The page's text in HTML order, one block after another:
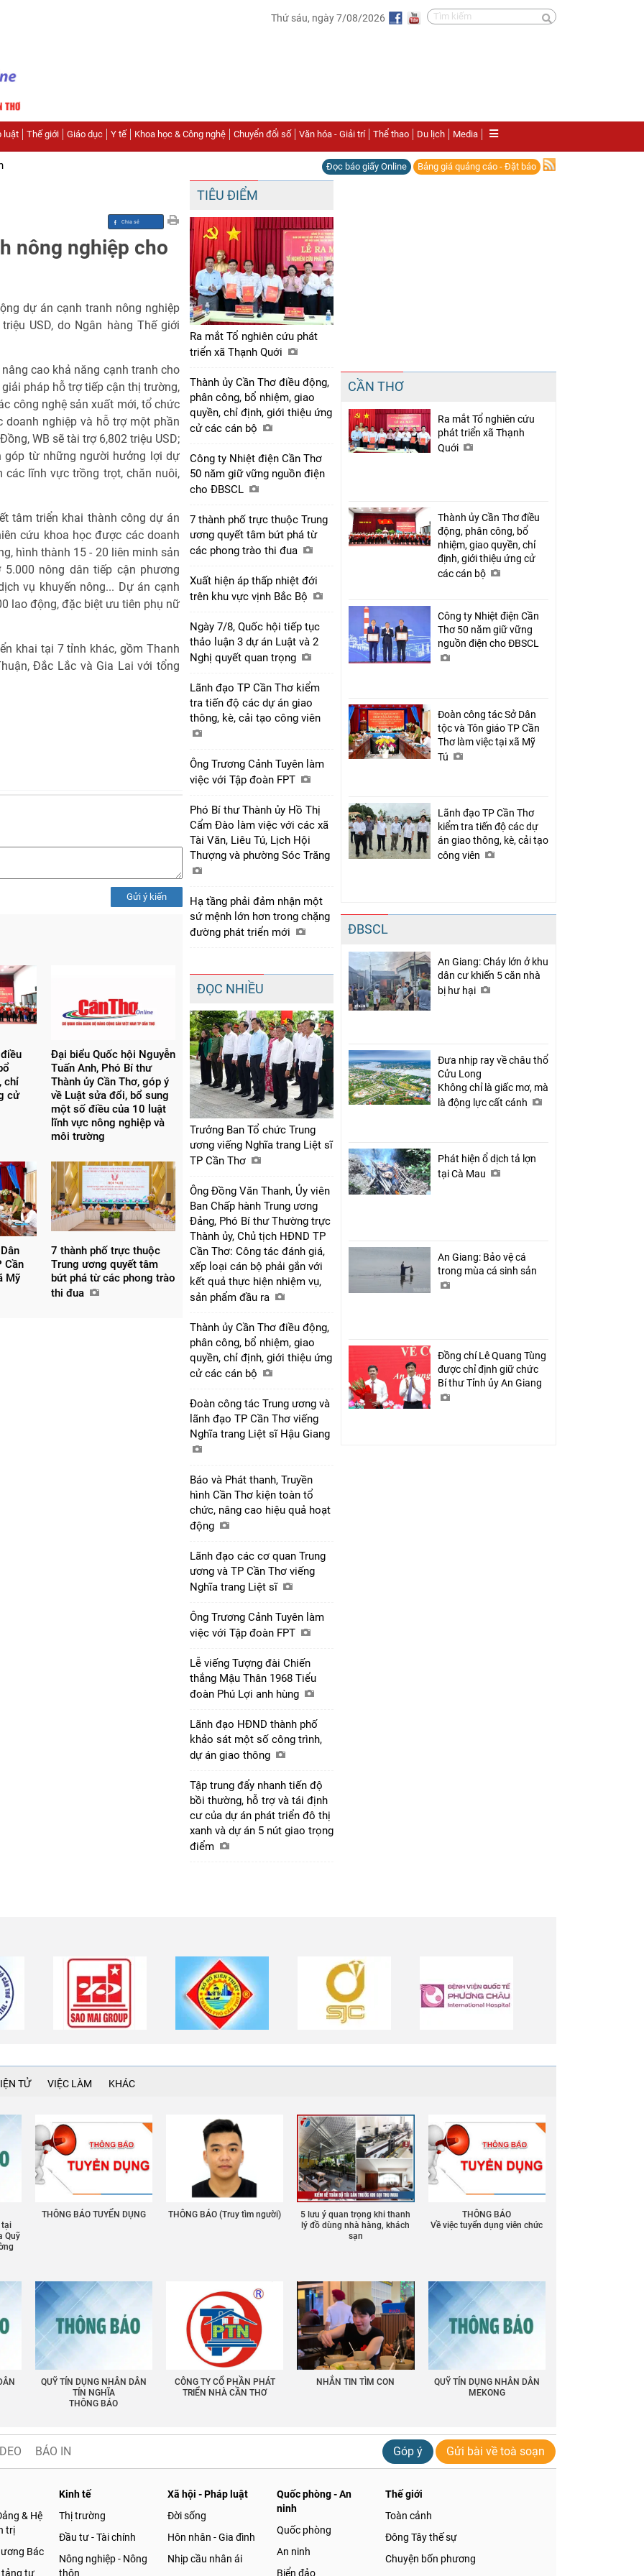
Thứ sáu, ngày 7/08/2026
luật Thế giới Giáo dục Y tế Khoa học & Công nghệ Chuyển đổi số Văn hóa - Giải trí Thể thao Du lịch Media
Đọc báo giấy Online Bảng giá quảng cáo - Đặt báo
Chia sẻ
nông nghiệp cho
dự án cạnh tranh nông nghiệp
USD, do Ngân hàng Thế giới
cao khả năng cạnh tranh cho
pháp hỗ trợ tiếp cận thị trường,
công nghệ sản xuất mới, tổ chức
nghiệp và hỗ trợ một phần
WB sẽ tài trợ 6,802 triệu USD;
từ những người hưởng lợi dự
lĩnh vực trồng trọt, chăn nuôi,
tâm triển khai thành công dự án
cứu khoa học được các doanh
hình thành 15 - 20 liên minh sản
nông dân tiếp cận phương
vụ khuyến nông... Dự án cạnh
lao động, đặc biệt ưu tiên phụ nữ
khai tại 7 tỉnh khác, gồm Thanh
Đắc Lắc và Gia Lai với tổng
Gửi ý kiến
chỉ
cử
Đại biểu Quốc hội Nguyễn
Tuấn Anh, Phó Bí thư
Thành ủy Cần Thơ, góp ý
về Luật sửa đổi, bổ sung
một số điều của 10 luật
lĩnh vực nông nghiệp và
môi trường
Cần
Mỹ
7 thành phố trực thuộc
Trung ương quyết tâm
bứt phá từ các phong trào
thi đua
TIÊU ĐIỂM
Ra mắt Tổ nghiên cứu phát
triển xã Thạnh Quới
Thành ủy Cần Thơ điều động,
phân công, bổ nhiệm, giao
quyền, chỉ định, giới thiệu ứng
cử các cán bộ
Công ty Nhiệt điện Cần Thơ
50 năm giữ vững nguồn điện
cho ĐBSCL
7 thành phố trực thuộc Trung
ương quyết tâm bứt phá từ
các phong trào thi đua
Xuất hiện áp thấp nhiệt đới
trên khu vực vịnh Bắc Bộ
Ngày 7/8, Quốc hội tiếp tục
thảo luận 3 dự án Luật và 2
Nghị quyết quan trọng
Lãnh đạo TP Cần Thơ kiểm
tra tiến độ các dự án giao
thông, kè, cải tạo công viên
Ông Trương Cảnh Tuyên làm
việc với Tập đoàn FPT
Phó Bí thư Thành ủy Hồ Thị
Cẩm Đào làm việc với các xã
Tài Văn, Liêu Tú, Lịch Hội
Thượng và phường Sóc Trăng
Hạ tầng phải đảm nhận một
sứ mệnh lớn hơn trong chặng
đường phát triển mới
ĐỌC NHIỀU
Trưởng Ban Tổ chức Trung
ương viếng Nghĩa trang Liệt sĩ
TP Cần Thơ
Ông Đồng Văn Thanh, Ủy viên
Ban Chấp hành Trung ương
Đảng, Phó Bí thư Thường trực
Thành ủy, Chủ tịch HĐND TP
Cần Thơ: Công tác đánh giá,
xếp loại cán bộ phải gắn với
kết quả thực hiện nhiệm vụ,
sản phẩm đầu ra
Thành ủy Cần Thơ điều động,
phân công, bổ nhiệm, giao
quyền, chỉ định, giới thiệu ứng
cử các cán bộ
Đoàn công tác Trung ương và
lãnh đạo TP Cần Thơ viếng
Nghĩa trang Liệt sĩ Hậu Giang
Báo và Phát thanh, Truyền
hình Cần Thơ kiện toàn tổ
chức, nâng cao hiệu quả hoạt
động
Lãnh đạo các cơ quan Trung
ương và TP Cần Thơ viếng
Nghĩa trang Liệt sĩ
Ông Trương Cảnh Tuyên làm
việc với Tập đoàn FPT
Lễ viếng Tượng đài Chiến
thắng Mậu Thân 1968 Tiểu
đoàn Phú Lợi anh hùng
Lãnh đạo HĐND thành phố
khảo sát một số công trình,
dự án giao thông
Tập trung đẩy nhanh tiến độ
bồi thường, hỗ trợ và tái định
cư của dự án phát triển đô thị
xanh và dự án 5 nút giao trọng
điểm
CẦN THƠ
Ra mắt Tổ nghiên cứu
phát triển xã Thạnh
Quới
Thành ủy Cần Thơ điều
động, phân công, bổ
nhiệm, giao quyền, chỉ
định, giới thiệu ứng cử
các cán bộ
Công ty Nhiệt điện Cần
Thơ 50 năm giữ vững
nguồn điện cho ĐBSCL
Đoàn công tác Sở Dân
tộc và Tôn giáo TP Cần
Thơ làm việc tại xã Mỹ
Tú
Lãnh đạo TP Cần Thơ
kiểm tra tiến độ các dự
án giao thông, kè, cải tạo
công viên
ĐBSCL
An Giang: Cháy lớn ở khu
dân cư khiến 5 căn nhà
bị hư hại
Đưa nhịp ray về châu thổ
Cửu Long
Không chỉ là giấc mơ, mà
là động lực cất cánh
Phát hiện ổ dịch tả lợn
tại Cà Mau
An Giang: Bảo vệ cá
trong mùa cá sinh sản
Đồng chí Lê Quang Tùng
được chỉ định giữ chức
Bí thư Tỉnh ủy An Giang
TỬ VIỆC LÀM KHÁC
tại
Quỹ
THÔNG BÁO TUYỂN DỤNG THÔNG BÁO (Truy tìm người)
5 lưu ý quan trọng khi thanh
lý đồ dùng nhà hàng, khách
sạn
THÔNG BÁO
Về việc tuyển dụng viên chức
QUỸ TÍN DỤNG NHÂN DÂN
TÍN NGHĨA
THÔNG BÁO
CÔNG TY CỔ PHẦN PHÁT
TRIỂN NHÀ CẦN THƠ
NHẮN TIN TÌM CON
QUỸ TÍN DỤNG NHÂN DÂN
MEKONG
BÁO IN Góp ý Gửi bài về toà soạn
& Hệ
trị
Bác
tảng tư
Kinh tế
Thị trường
Đầu tư - Tài chính
Nông nghiệp - Nông
thôn
Xã hội - Pháp luật
Đời sống
Hôn nhân - Gia đình
Nhịp cầu nhân ái
Quốc phòng - An
ninh
Quốc phòng
An ninh
Biển đảo
Thế giới
Toàn cảnh
Đông Tây thế sự
Chuyện bốn phương